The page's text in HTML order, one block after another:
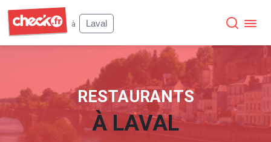
à
Laval
RESTAURANTS
À LAVAL